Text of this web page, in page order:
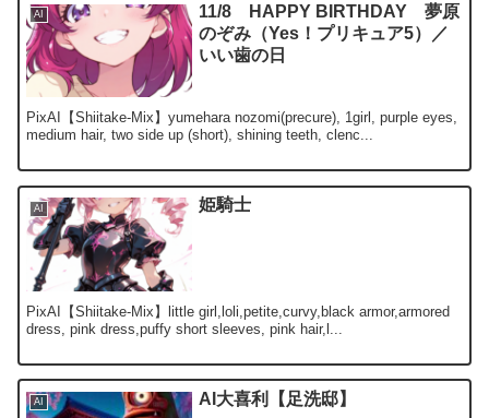
AI
11/8 HAPPY BIRTHDAY 夢原
のぞみ（Yes！プリキュア5）／
いい歯の日
PixAI【Shiitake-Mix】yumehara nozomi(precure), 1girl, purple eyes,
medium hair, two side up (short), shining teeth, clenc...
AI 姫騎士
PixAI【Shiitake-Mix】little girl,loli,petite,curvy,black armor,armored
dress, pink dress,puffy short sleeves, pink hair,l...
AI AI大喜利【足洗邸】